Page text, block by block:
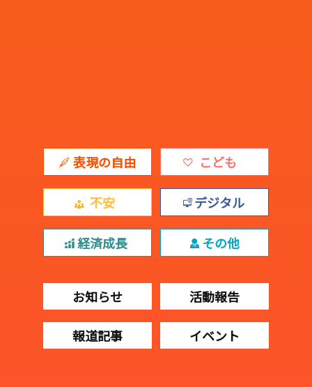
表現の自由 こども
不安 デジタル
経済成長 その他
お知らせ 活動報告
報道記事 イベント